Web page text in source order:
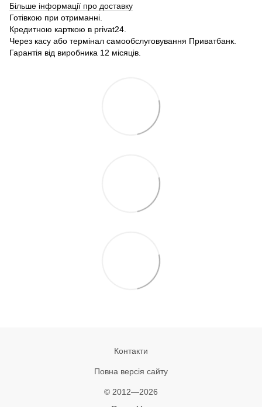
Більше інформації про доставку
Готівкою при отриманні
Кредитною карткою в privat24
Через касу або термінал самообслуговування Приватбанк
Гарантія від виробника 12 місяців.
Контакти
Повна версія сайту
© 2012—2026